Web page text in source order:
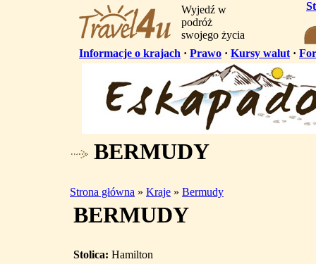
Wyjedź w
podróż
swojego życia
Informacje o krajach · Prawo · Kursy walut ·
BERMUDY
Strona główna » Kraje » Bermudy
BERMUDY
Stolica: Hamilton